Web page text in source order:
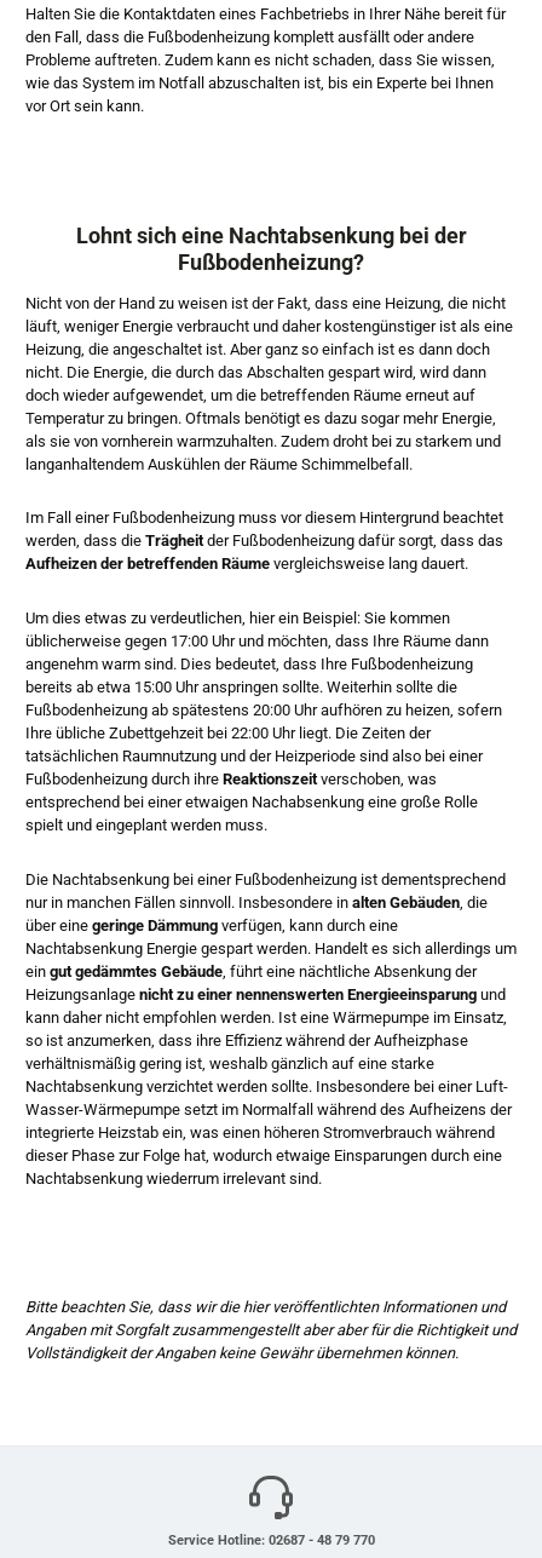
Halten Sie die Kontaktdaten eines Fachbetriebs in Ihrer Nähe bereit für
den Fall, dass die Fußbodenheizung komplett ausfällt oder andere
Probleme auftreten. Zudem kann es nicht schaden, dass Sie wissen,
wie das System im Notfall abzuschalten ist, bis ein Experte bei Ihnen
vor Ort sein kann.
Lohnt sich eine Nachtabsenkung bei der
Fußbodenheizung?
Nicht von der Hand zu weisen ist der Fakt, dass eine Heizung, die nicht
läuft, weniger Energie verbraucht und daher kostengünstiger ist als eine
Heizung, die angeschaltet ist. Aber ganz so einfach ist es dann doch
nicht. Die Energie, die durch das Abschalten gespart wird, wird dann
doch wieder aufgewendet, um die betreffenden Räume erneut auf
Temperatur zu bringen. Oftmals benötigt es dazu sogar mehr Energie,
als sie von vornherein warmzuhalten. Zudem droht bei zu starkem und
langanhaltendem Auskühlen der Räume Schimmelbefall.
Im Fall einer Fußbodenheizung muss vor diesem Hintergrund beachtet
werden, dass die Trägheitder Fußbodenheizung dafür sorgt, dass das
Aufheizen der betreffenden Räume vergleichsweise lang dauert.
Um dies etwas zu verdeutlichen, hier ein Beispiel: Sie kommen
üblicherweise gegen 17:00 Uhr und möchten, dass Ihre Räume dann
angenehm warm sind. Dies bedeutet, dass Ihre Fußbodenheizung
bereits ab etwa 15:00 Uhr anspringen sollte. Weiterhin sollte die
Fußbodenheizung ab spätestens 20:00 Uhr aufhören zu heizen, sofern
Ihre übliche Zubettgehzeit bei 22:00 Uhr liegt. Die Zeiten der
tatsächlichen Raumnutzung und der Heizperiode sind also bei einer
Fußbodenheizung durch ihre Reaktionszeitverschoben, was
entsprechend bei einer etwaigen Nachabsenkung eine große Rolle
spielt und eingeplant werden muss.
Die Nachtabsenkung bei einer Fußbodenheizung ist dementsprechend
nur in manchen Fällen sinnvoll. Insbesondere in alten Gebäuden , die
über eine geringe Dämmung verfügen, kann durch eine
Nachtabsenkung Energie gespart werden. Handelt es sich allerdings um
ein gut gedämmtes Gebäude , führt eine nächtliche Absenkung der
Heizungsanlage nicht zu einer nennenswerten Energieeinsparung und
kann daher nicht empfohlen werden. Ist eine Wärmepumpe im Einsatz,
so ist anzumerken, dass ihre Effizienz während der Aufheizphase
verhältnismäßig gering ist, weshalb gänzlich auf eine starke
Nachtabsenkung verzichtet werden sollte. Insbesondere bei einer Luft-
Wasser-Wärmepumpe setzt im Normalfall während des Aufheizens der
integrierte Heizstab ein, was einen höheren Stromverbrauch während
dieser Phase zur Folge hat, wodurch etwaige Einsparungen durch eine
Nachtabsenkung wiederrum irrelevant sind.
Bitte beachten Sie, dass wir die hier veröffentlichten Informationen und
Angaben mit Sorgfalt zusammengestellt aber aber für die Richtigkeit und
Vollständigkeit der Angaben keine Gewähr übernehmen können.
Service Hotline: 02687 - 48 79 770